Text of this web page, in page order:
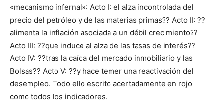
«mecanismo infernal»: Acto I: el alza incontrolada del
precio del petróleo y de las materias primas?? Acto II: ??
alimenta la inflación asociada a un débil crecimiento??
Acto III: ??que induce al alza de las tasas de interés??
Acto IV: ??tras la caída del mercado inmobiliario y las
Bolsas?? Acto V: ??y hace temer una reactivación del
desempleo. Todo ello escrito acertadamente en rojo,
como todos los indicadores.